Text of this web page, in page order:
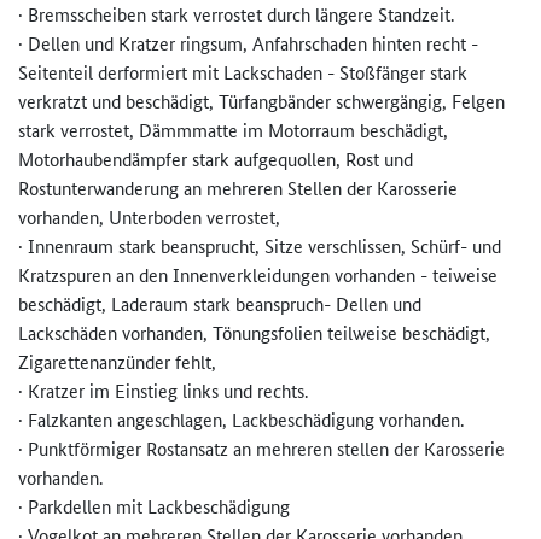
· Bremsscheiben stark verrostet durch längere Standzeit.
· Dellen und Kratzer ringsum, Anfahrschaden hinten recht -
Seitenteil derformiert mit Lackschaden - Stoßfänger stark
verkratzt und beschädigt, Türfangbänder schwergängig, Felgen
stark verrostet, Dämmmatte im Motorraum beschädigt,
Motorhaubendämpfer stark aufgequollen, Rost und
Rostunterwanderung an mehreren Stellen der Karosserie
vorhanden, Unterboden verrostet,
· Innenraum stark beansprucht, Sitze verschlissen, Schürf- und
Kratzspuren an den Innenverkleidungen vorhanden - teiweise
beschädigt, Laderaum stark beanspruch- Dellen und
Lackschäden vorhanden, Tönungsfolien teilweise beschädigt,
Zigarettenanzünder fehlt,
· Kratzer im Einstieg links und rechts.
· Falzkanten angeschlagen, Lackbeschädigung vorhanden.
· Punktförmiger Rostansatz an mehreren stellen der Karosserie
vorhanden.
· Parkdellen mit Lackbeschädigung